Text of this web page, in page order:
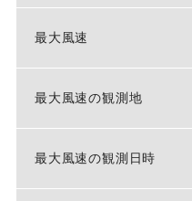
最大風速
最大風速の観測地
最大風速の観測日時